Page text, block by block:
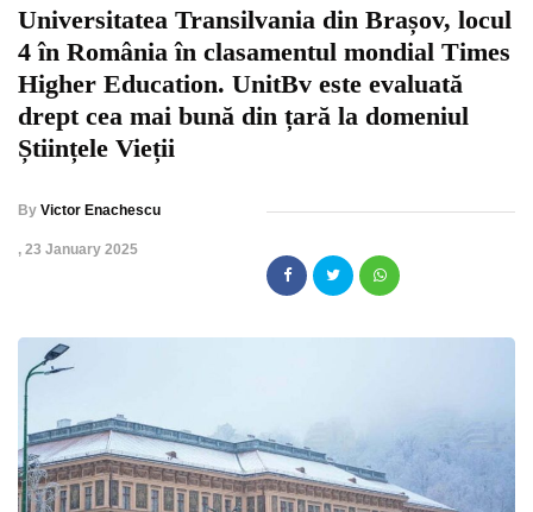
Universitatea Transilvania din Brașov, locul
4 în România în clasamentul mondial Times
Higher Education. UnitBv este evaluată
drept cea mai bună din țară la domeniul
Științele Vieții
By Victor Enachescu
, 23 January 2025